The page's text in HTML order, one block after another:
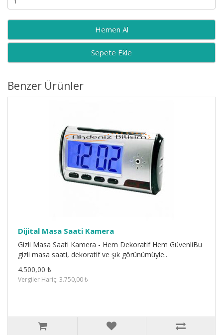
Sepete Ekle
Benzer Ürünler
Dijital Masa Saati Kamera
Gizli Masa Saati Kamera - Hem Dekoratif Hem GüvenliBu
gizli masa saati, dekoratif ve şık görünümüyle..
4.500,00 ₺
Vergiler Hariç: 3.750,00 ₺